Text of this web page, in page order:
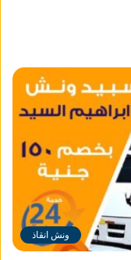
ونش انقاذ